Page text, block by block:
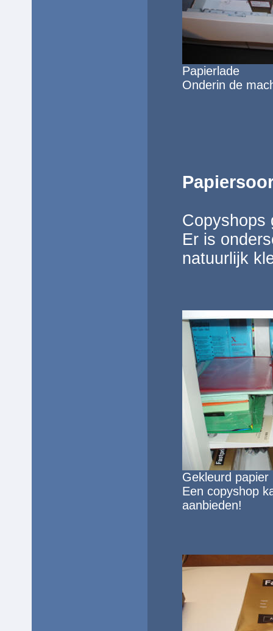
Papierlade
Onderin de
Copyshops
Er is
natuurlijk
Gekleurd papier
Een copyshop
aanbieden!